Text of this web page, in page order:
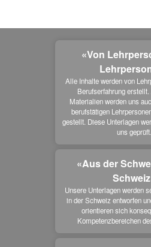
«Von
Alle Inhalte werden von
Berufserfahrung
Materialien werden uns
berufstätigen
gestellt. Diese Unterlagen
uns geprüft.
«Aus der
Unsere Unterlagen werden
in der Schweiz entworfen
orientieren sich
Kompetenzbereichen